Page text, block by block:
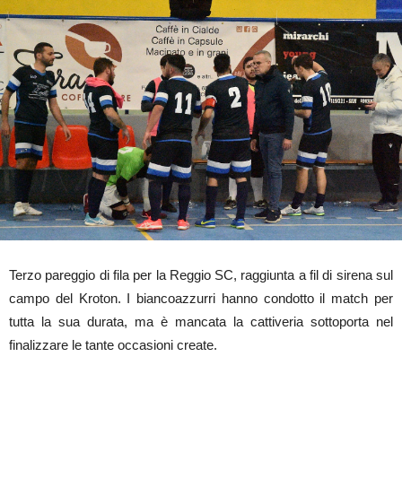
Terzo pareggio di fila per la Reggio SC, raggiunta a fil di sirena sul
campo del Kroton. I biancoazzurri hanno condotto il match per
tutta la sua durata, ma è mancata la cattiveria sottoporta nel
finalizzare le tante occasioni create.